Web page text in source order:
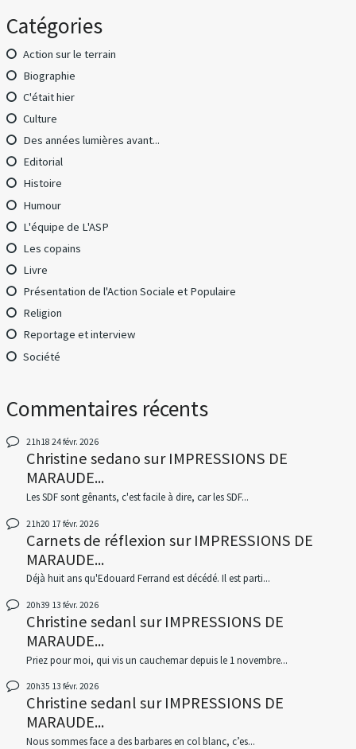
Catégories
Action sur le terrain
Biographie
C'était hier
Culture
Des années lumières avant...
Editorial
Histoire
Humour
L'équipe de L'ASP
Les copains
Livre
Présentation de l'Action Sociale et Populaire
Religion
Reportage et interview
Société
Commentaires récents
21h18 24févr. 2026
Christine sedanosurIMPRESSIONS DE
MARAUDE...
Les SDF sont gênants, c'est facile à dire, car les SDF...
21h20 17 févr. 2026
Carnets de réflexion surIMPRESSIONS DE
MARAUDE...
Déjà huit ans qu'Edouard Ferrand est décédé. Il est parti...
20h39 13 févr. 2026
Christine sedanlsurIMPRESSIONS DE
MARAUDE...
Priez pour moi, qui vis un cauchemar depuis le 1 novembre...
20h35 13 févr. 2026
Christine sedanlsurIMPRESSIONS DE
MARAUDE...
Nous sommes face a des barbares en col blanc, c’es...